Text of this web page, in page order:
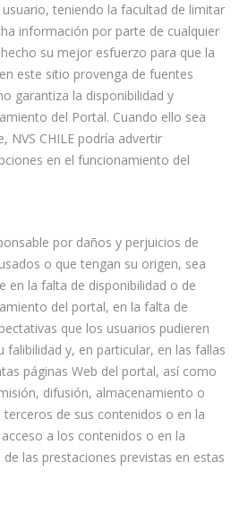
teniendo la facultad de limitar
información por parte de cualquier
su mejor esfuerzo para que la
este sitio provenga de fuentes
garantiza la disponibilidad y
del Portal. Cuando ello sea
NVS CHILE podría advertir
en el funcionamiento del
por daños y perjuicios de
o que tengan su origen, sea
en la falta de disponibilidad o de
del portal, en la falta de
que los usuarios pudieren
falibilidad y, en particular, en las fallas
páginas Web del portal, así como
difusión, almacenamiento o
de sus contenidos o en la
a los contenidos o en la
las prestaciones previstas en estas